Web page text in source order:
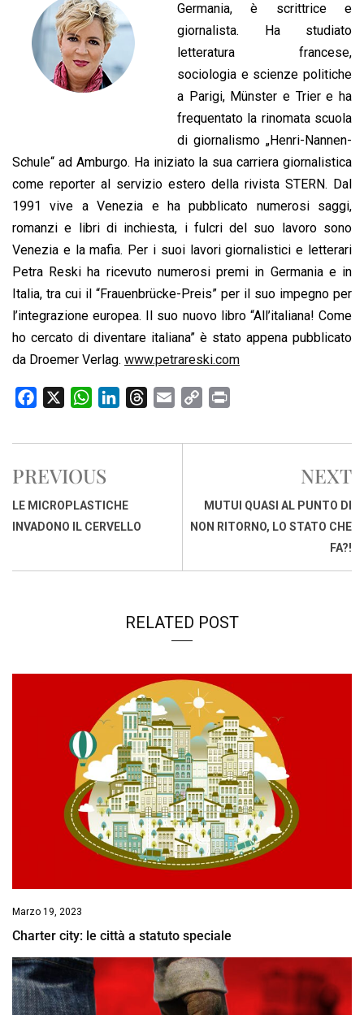
Germania, è scrittrice e
giornalista. Ha studiato
letteratura francese,
sociologia e scienze politiche
a Parigi, Münster e Trier e ha
frequentato la rinomata scuola
di giornalismo „Henri-Nannen-
Schule“ ad Amburgo. Ha iniziato la sua carriera giornalistica
come reporter al servizio estero della rivista STERN. Dal
1991 vive a Venezia e ha pubblicato numerosi saggi,
romanzi e libri di inchiesta, i fulcri del suo lavoro sono
Venezia e la mafia. Per i suoi lavori giornalistici e letterari
Petra Reski ha ricevuto numerosi premi in Germania e in
Italia, tra cui il “Frauenbrücke-Preis” per il suo impegno per
l’integrazione europea. Il suo nuovo libro “All’italiana! Come
ho cercato di diventare italiana” è stato appena pubblicato
da Droemer Verlag. www.petrareski.com
c
b
o
o
W
a
s
A
p
n
d
I
r
a
p
i
n
i
PREVIOUS
LE MICROPLASTICHE
INVADONO IL CERVELLO
NEXT
MUTUI QUASI AL PUNTO DI
NON RITORNO, LO STATO CHE
FA?!
RELATED POST
Marzo 19, 2023
Charter city: le città a statuto speciale